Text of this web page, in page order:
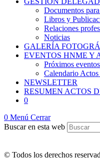
Documentos
Libros y
Relaciones
Noticias
GALERÍA
EVENTOS HNME Y
Próximos
Calendario
NEWSLETTER
RESUMEN ACTOS
0
0 Menú Cerrar
Buscar en esta web
©️ Todos los derechos